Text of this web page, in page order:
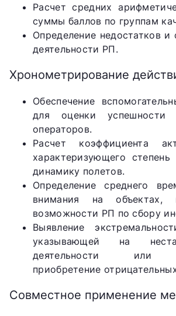
Расчет средних
суммы баллов по группам
Определение недостатков и
деятельности РП.
Хронометрирование
Обеспечение
для оценки успешности
операторов.
Расчет коэффициента
характеризующего
динамику полетов.
Определение среднего
внимания на объектах,
возможности РП по сбору
Выявление
указывающей на
деятельности или
приобретение
Совместное применение